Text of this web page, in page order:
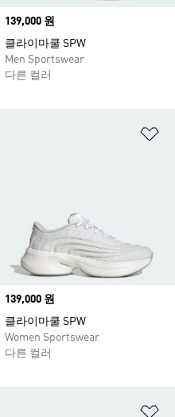
Price
139,000 원
클라이마쿨 SPW
Men Sportswear
다른 컬러
Price
139,000 원
클라이마쿨 SPW
Women Sportswear
다른 컬러